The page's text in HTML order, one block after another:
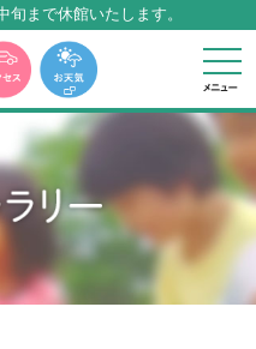
まで休館いたします。
て税込みとなります
まで休館いたします。